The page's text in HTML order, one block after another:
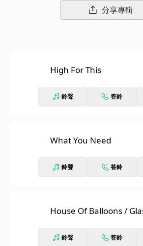
分享專輯
High For This
鈴聲 答鈴
What You Need
鈴聲 答鈴
House Of Balloons /
鈴聲 答鈴